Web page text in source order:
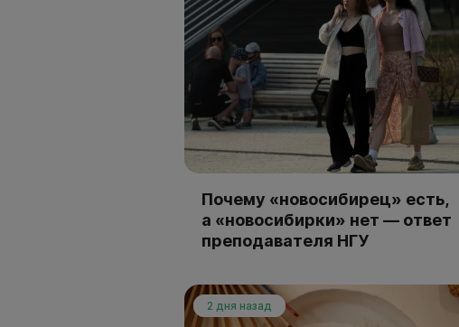
Почему «новосибирец» есть,
а «новосибирки» нет — ответ
преподавателя НГУ
2 дня назад